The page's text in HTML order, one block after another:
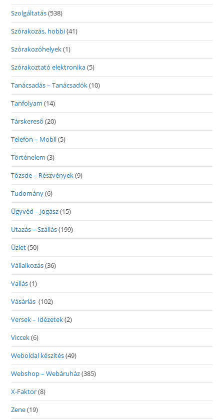
Szolgáltatás(538)
Szórakozás, hobbi(41)
Szórakozóhelyek(1)
Szórakoztató elektronika(5)
Tanácsadás – Tanácsadók(10)
Tanfolyam (14)
Társkereső (20)
Telefon – Mobil(5)
Történelem (3)
Tőzsde – Részvények(9)
Tudomány(6)
Ügyvéd – Jogász(15)
Utazás – Szállás(199)
Üzlet(50)
Vállalkozás(36)
Vallás(1)
Vásárlás (102)
Versek – Idézetek(2)
Viccek(6)
Weboldal készítés(49)
Webshop – Webáruház(385)
X-Faktor(8)
Zene(19)